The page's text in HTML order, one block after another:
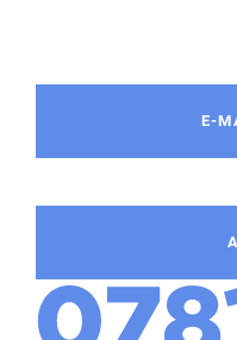
E-